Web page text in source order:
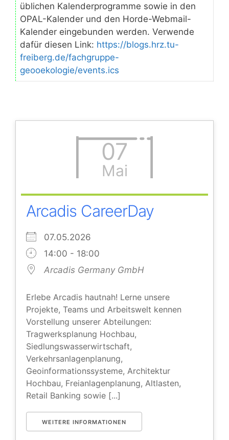
üblichen Kalenderprogramme sowie in den
OPAL-Kalender und den Horde-Webmail-
Kalender eingebunden werden. Verwende
dafür diesen Link: https://blogs.hrz.tu-
freiberg.de/fachgruppe-
geooekologie/events.ics
07
Mai
Arcadis CareerDay
07.05.2026
14:00 - 18:00
Arcadis Germany GmbH
Erlebe Arcadis hautnah! Lerne unsere
Projekte, Teams und Arbeitswelt kennen
Vorstellung unserer Abteilungen:
Tragwerksplanung Hochbau,
Siedlungswasserwirtschaft,
Verkehrsanlagenplanung,
Geoinformationssysteme, Architektur
Hochbau, Freianlagenplanung, Altlasten,
Retail Banking sowie [...]
WEITERE INFORMATIONEN